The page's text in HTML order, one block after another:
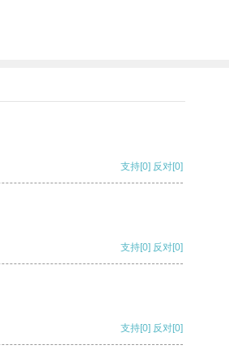
支持[0] 反对[0]
支持[0] 反对[0]
支持[0] 反对[0]